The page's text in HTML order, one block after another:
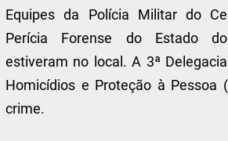
Equipes da Polícia Militar do
Perícia Forense do Estado
estiveram no local. A 3ª
Homicídios e Proteção à Pessoa
crime.